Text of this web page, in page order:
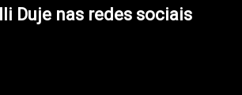
Duje nas redes sociais